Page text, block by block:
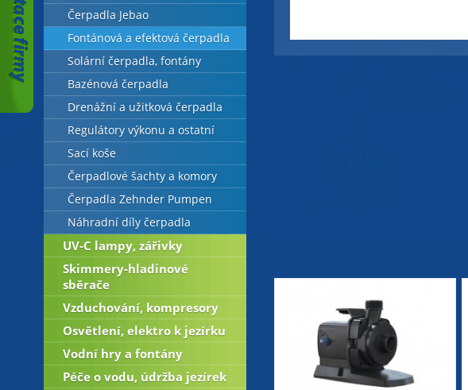
Čerpadla Jebao
Fontánová a efektová čerpadla
Solární čerpadla, fontány
Bazénová čerpadla
Drenážní a užitková čerpadla
Regulátory výkonu a ostatní
Sací koše
Čerpadlové šachty a komory
Čerpadla Zehnder Pumpen
Náhradní díly čerpadla
UV-C lampy, zářivky
Skimmery-hladinové
sběrače
Vzduchování, kompresory
Osvětlení, elektro k jezírku
Vodní hry a fontány
Péče o vodu, údržba jezírek